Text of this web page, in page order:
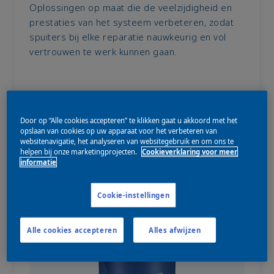
Oplossingen op maat die de veelzijdigheid en
prestaties van het systeem verbeteren, zodat
spuiters bij elke reparatie nauwkeurig en vol
vertrouwen te werk kunnen gaan.
Door op “Alle cookies accepteren” te klikken gaat u akkoord met het
opslaan van cookies op uw apparaat voor het verbeteren van
websitenavigatie, het analyseren van websitegebruik en om ons te
helpen bij onze marketingprojecten. Cookieverklaring voor meer
informatie
Cookie-instellingen
Alles afwijzen
Alle cookies accepteren